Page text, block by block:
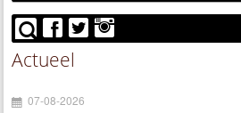
Actueel
07-08-2026